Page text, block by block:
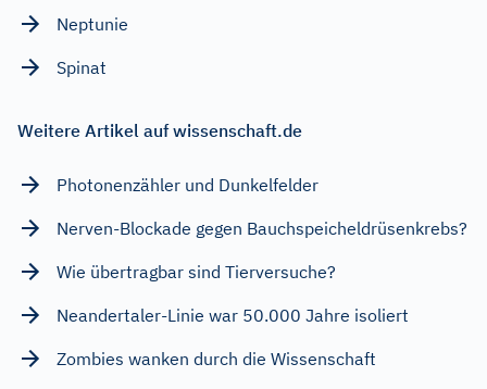
Neptunie
Spinat
Weitere Artikel auf wissenschaft.de
Photonenzähler und Dunkelfelder
Nerven-Blockade gegen Bauchspeicheldrüsenkrebs?
Wie übertragbar sind Tierversuche?
Neandertaler-Linie war 50.000 Jahre isoliert
Zombies wanken durch die Wissenschaft